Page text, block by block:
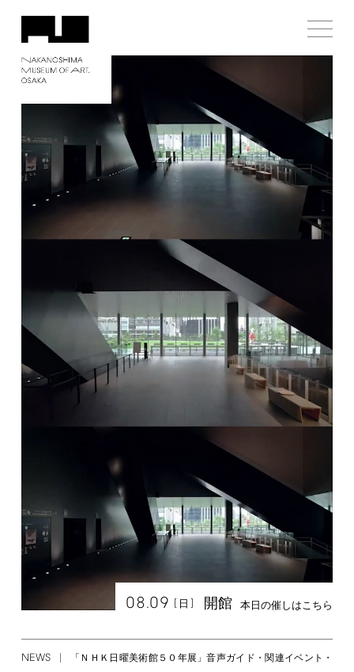
08.09 [ 日 ] 開館 本日の催しはこちら
NEWS
「ＮＨＫ日曜美術館５０年展」音声ガイド・関連イベント・